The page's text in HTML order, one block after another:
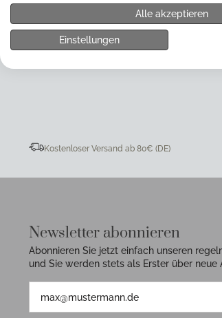
0511 8997 9887
Kostenloser Versand ab 80€ (DE)
Newsletter abonnieren
Abonnieren Sie jetzt einfach unseren
und Sie werden stets als Erster über
Alle akzeptieren
Einstellungen